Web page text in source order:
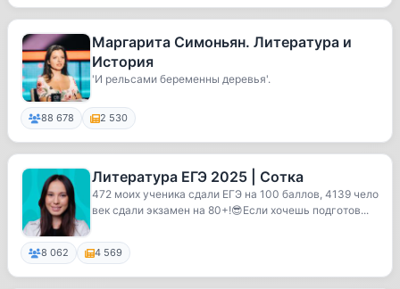
Маргарита Симоньян. Литература и
История
'И рельсами беременны деревья'.
88 678 2 530
Литература ЕГЭ 2025 | Сотка
472 моих ученика сдали ЕГЭ на 100 баллов, 4139 чело
век сдали экзамен на 80+!😎Если хочешь подготов...
8 062 4 569